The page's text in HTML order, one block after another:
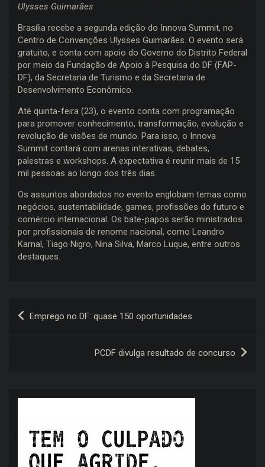
Ulysses Guimarães
Brasília recebe a segunda edição do Innova Summit, no
Centro de Convenções Ulysses Guimarães. O evento será
gratuito, e conta com apoio do Governo do Distrito Federal
por meio da Fundação de Apoio à Pesquisa do DF (FAP-
DF), da Secretaria de Turismo e da Secretaria de
Desenvolvimento Econômico.
Até quinta-feira (23), o evento conta com programação
para promover conhecimento, transformação, evolução e
revolução de visões de mundo. Para isso, o Innova
Summit contará com arenas interativas, debates,
palestras e workshops. A expectativa é reunir mais de 15
mil pessoas ao longo dos três dias.
Os assuntos abordados no evento englobam temas como
negócios, sustentabilidade, games, profissões do futuro e
comércio internacional. Os bate-papos serão ministrados
por profissionais de renome nacional, como Leandro
Karnal, Tiago Nigro, Nina Silva, Marco Luque, entre outros
destaques.
Navegação
Emprego no DF: quase 150 oportunidades
PCDF divulga resultado de concurso